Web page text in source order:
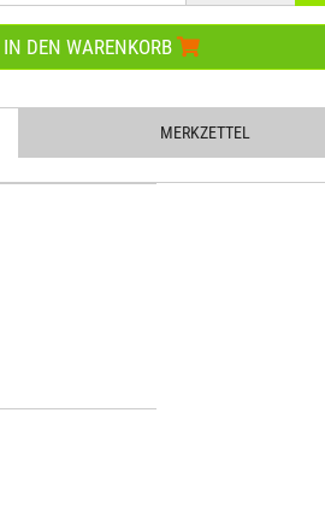
IN DEN WARENKORB
MERKZETTEL